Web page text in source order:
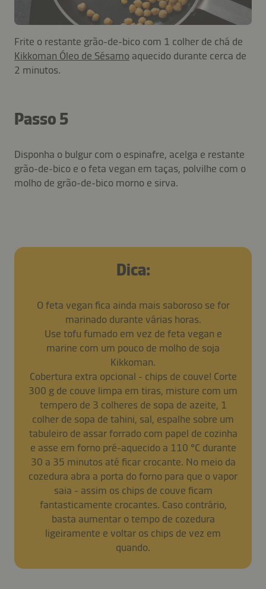
Frite o restante grão-de-bico com 1 colher de chá de
Kikkoman Óleo de Sésamo aquecido durante cerca de
2 minutos.
Passo 5
Disponha o bulgur com o espinafre, acelga e restante
grão-de-bico e o feta vegan em taças, polvilhe com o
molho de grão-de-bico morno e sirva.
Dica:
O feta vegan fica ainda mais saboroso se for
marinado durante várias horas.
Use tofu fumado em vez de feta vegan e
marine com um pouco de molho de soja
Kikkoman.
Cobertura extra opcional - chips de couve! Corte
300 g de couve limpa em tiras, misture com um
tempero de 3 colheres de sopa de azeite, 1
colher de sopa de tahini, sal, espalhe sobre um
tabuleiro de assar forrado com papel de cozinha
e asse em forno pré-aquecido a 110 °C durante
30 a 35 minutos até ficar crocante. No meio da
cozedura abra a porta do forno para que o vapor
saia - assim os chips de couve ficam
fantasticamente crocantes. Caso contrário,
basta aumentar o tempo de cozedura
ligeiramente e voltar os chips de vez em
quando.